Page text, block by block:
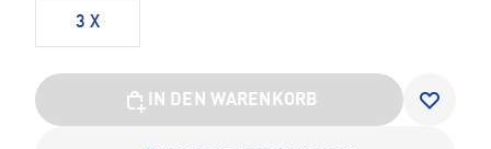
3 X
IN DEN WARENKORB